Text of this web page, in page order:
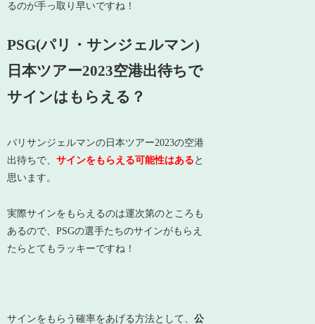
るのが手っ取り早いですね！
PSG(パリ・サンジェルマン)
日本ツアー2023空港出待ちで
サインはもらえる？
パリサンジェルマンの日本ツアー2023の空港
出待ちで、サインをもらえる可能性はある と
思います。
実際サインをもらえるのは運次第のところも
あるので、PSGの選手たちのサインがもらえ
たらとてもラッキーですね！
サインをもらう確率をあげる方法として、公